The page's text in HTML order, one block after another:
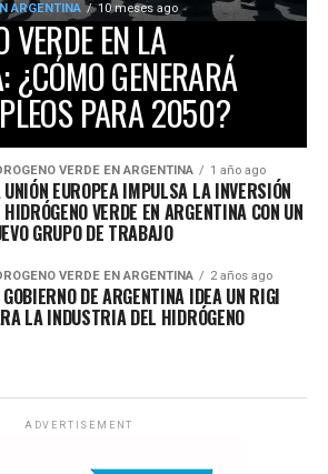
ARGENTINA 10 meses ago
VERDE EN LA
¿CÓMO GENERARÁ
PARA 2050?
VERDE EN ARGENTINA 1 año ago
EUROPEA IMPULSA LA INVERSIÓN
HIDRÓGENO VERDE EN ARGENTINA CON UN
GRUPO DE TRABAJO
VERDE EN ARGENTINA 2 años ago
DE ARGENTINA IDEA UN RIGI
LA INDUSTRIA DEL HIDRÓGENO
ADVERTISEMENT